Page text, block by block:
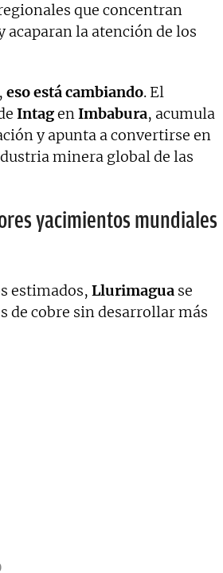
que concentran
la atención de los
eso está cambiando. El
IntagenImbabura, acumula
y apunta a convertirse en
minera global de las
yacimientos mundiales
estimados, Llurimagua se
de cobre sin desarrollar más